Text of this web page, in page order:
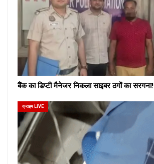
बैंक का डिप्टी मैनेजर निकला साइबर ठगों का सरगना!
क्राइम LIVE